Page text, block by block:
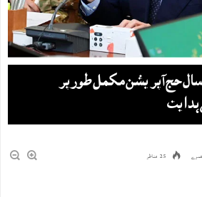
حج آپریشن مکمل طور پر
ہدایت
25 مناظر